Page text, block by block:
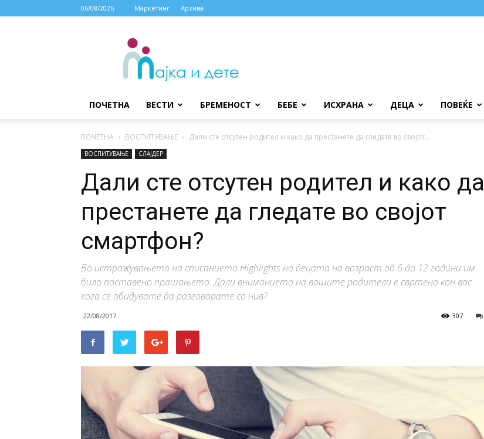
06/08/2026 Маркетинг Архива
МАЈКА
ДЕТЕ
ПОЧЕТНА ВЕСТИ БРЕМЕНОСТ БЕБЕ ИСХРАНА ДЕЦА ПОВЕЌЕ
ПОЧЕТНА ВОСПИТУВАЊЕ Дали сте отсутен родител и како да престанете да гледате во својот...
ВОСПИТУВАЊЕ СЛАЈДЕР
Дали сте отсутен родител и како да
престанете да гледате во својот
смартфон?
Во истражувањето на списанието Highlights на децата на возраст од 6 до 12 години им
било поставено прашањето: Дали вниманието на вашите родители е свртено кон вас
кога се обидувате да разговарате со нив?
22/08/2017 307